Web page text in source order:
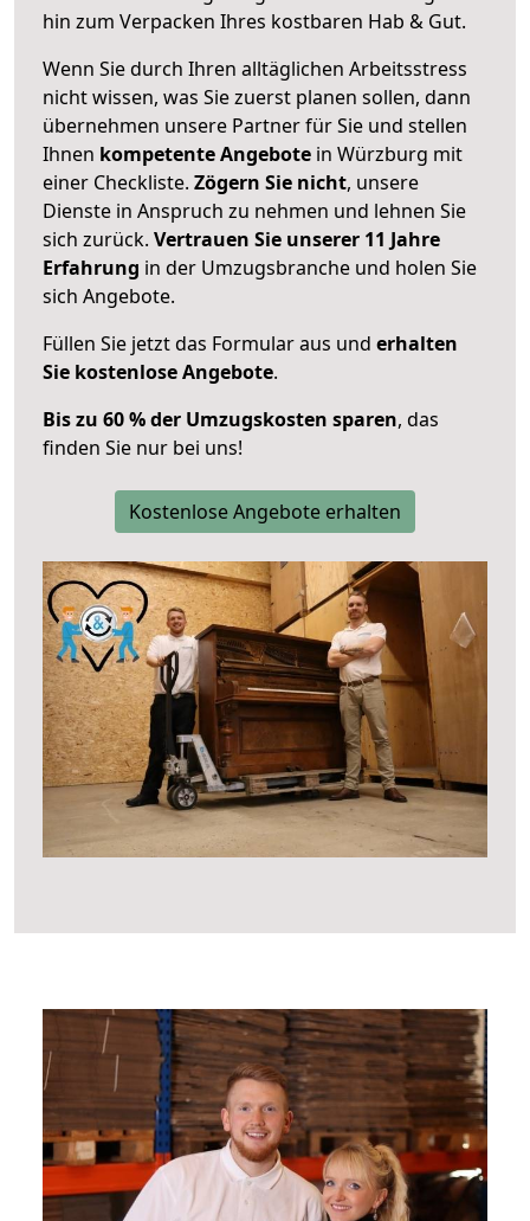
hin zum Verpacken Ihres kostbaren Hab & Gut.
Wenn Sie durch Ihren alltäglichen Arbeitsstress
nicht wissen, was Sie zuerst planen sollen, dann
übernehmen unsere Partner für Sie und stellen
Ihnen kompetente Angebote in Würzburg mit
einer Checkliste. Zögern Sie nicht, unsere
Dienste in Anspruch zu nehmen und lehnen Sie
sich zurück. Vertrauen Sie unserer 11 Jahre
Erfahrung in der Umzugsbranche und holen Sie
sich Angebote.
Füllen Sie jetzt das Formular aus und erhalten
Sie kostenlose Angebote.
Bis zu 60 % der Umzugskosten sparen, das
finden Sie nur bei uns!
Kostenlose Angebote erhalten